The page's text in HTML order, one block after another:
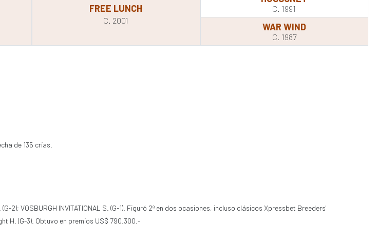
FREE LUNCH
C. 2001
C. 1991
WAR WIND
C. 1987
de 135 crías.
2); VOSBURGH INVITATIONAL S. (G-1). Figuró 2º en dos ocasiones, incluso clásicos Xpressbet Breeders'
H. (G-3). Obtuvo en premios US$ 790.300.-